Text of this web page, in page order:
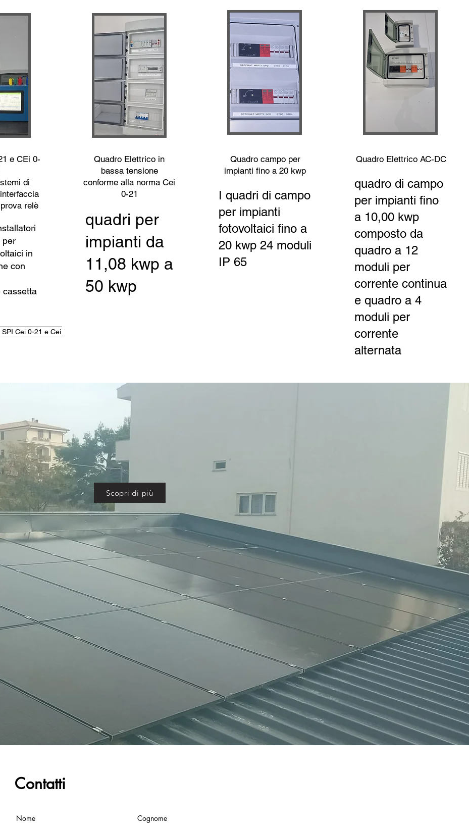
e CEi 0-
di
relè
per
in
con
cassetta
Cei 0-21 e Cei 0-16
Quadro Elettrico in
bassa tensione
conforme alla norma Cei
0-21
quadri per
impianti da
11,08 kwp a
50 kwp
Quadro campo per
impianti fino a 20 kwp
I quadri di campo
per impianti
fotovoltaici fino a
20 kwp 24 moduli
IP 65
Quadro Elettrico AC-DC
quadro di campo
per impianti fino
a 10,00 kwp
composto da
quadro a 12
moduli per
corrente continua
e quadro a 4
moduli per
corrente
alternata
Scopri di più
Contatti
Nome Cognome